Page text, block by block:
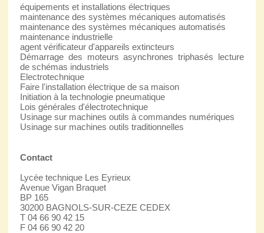
équipements et installations électriques
maintenance des systèmes mécaniques automatisés
maintenance des systèmes mécaniques automatisés
maintenance industrielle
agent vérificateur d'appareils extincteurs
Démarrage des moteurs asynchrones triphasés lecture
de schémas industriels
Electrotechnique
Faire l'installation électrique de sa maison
Initiation à la technologie pneumatique
Lois générales d'électrotechnique
Usinage sur machines outils à commandes numériques
Usinage sur machines outils traditionnelles
Contact
Lycée technique Les Eyrieux
Avenue Vigan Braquet
BP 165
30200 BAGNOLS-SUR-CEZE CEDEX
T 04 66 90 42 15
F 04 66 90 42 20